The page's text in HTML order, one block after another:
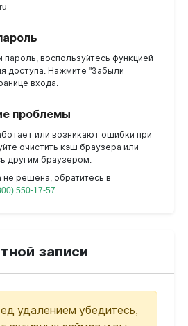
пароль, воспользуйтесь функцией
доступа. Нажмите "Забыли
входа.
проблемы
или возникают ошибки при
очистить кэш браузера или
другим браузером.
не решена, обратитесь в
550-17-57
записи
удалением убедитесь,